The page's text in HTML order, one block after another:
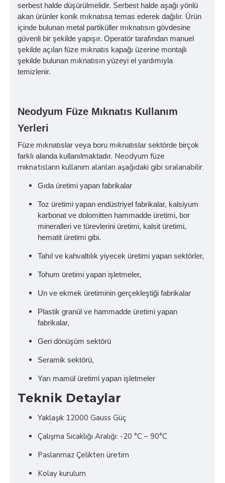
serbest halde düşürülmelidir. Serbest halde aşağı yönlü
akan ürünler konik mıknatısa temas ederek dağılır. Ürün
içinde bulunan metal partiküller mıknatısın gövdesine
güvenli bir şekilde yapışır. Operatör tarafından manuel
şekilde açılan füze mıknatıs kapağı üzerine montajlı
şekilde bulunan mıknatısın yüzeyi el yardımıyla
temizlenir.
Neodyum Füze Mıknatıs Kullanım
Yerleri
Füze mıknatıslar veya boru mıknatıslar sektörde birçok
farklı alanda kullanılmaktadır. Neodyum füze
mıknatısların kullanım alanları aşağıdaki gibi sıralanabilir.
Gıda üretimi yapan fabrikalar
Toz üretimi yapan endüstriyel fabrikalar, kalsiyum
karbonat ve dolomitten hammadde üretimi, bor
mineralleri ve türevlerini üretimi, kalsit üretimi,
hematit üretimi gibi.
Tahıl ve kahvaltılık yiyecek üretimi yapan sektörler,
Tohum üretimi yapan işletmeler,
Un ve ekmek üretiminin gerçekleştiği fabrikalar
Plastik granül ve hammadde üretimi yapan
fabrikalar,
Geri dönüşüm sektörü
Seramik sektörü,
Yarı mamül üretimi yapan işletmeler
Teknik Detaylar
Yaklaşık 12000 Gauss Güç
Çalışma Sıcaklığı Aralığı: -20 °C – 90°C
Paslanmaz Çelikten üretim
Kolay kurulum